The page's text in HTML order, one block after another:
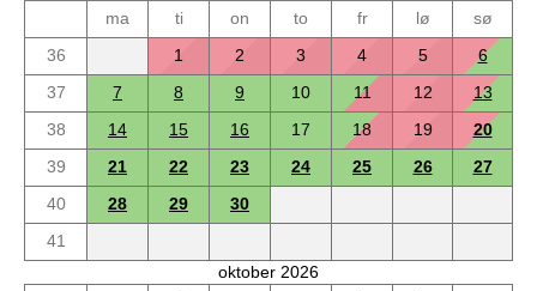
ma
ti on to fr lø
sø
36
1 2 3 4 5
6
37
7 8 9 10 11 12
13
38
14 15 16 17 18 19
20
39
21 22 23 24 25 26
27
40
28 29
30
41
oktober 2026